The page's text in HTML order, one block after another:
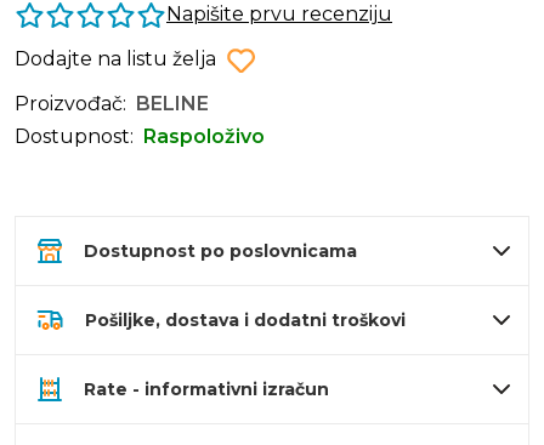
Napišite prvu recenziju
Dodajte na listu želja
Proizvođač:
BELINE
Dostupnost:
Raspoloživo
Dostupnost po poslovnicama
Pošiljke, dostava i dodatni troškovi
Rate - informativni izračun